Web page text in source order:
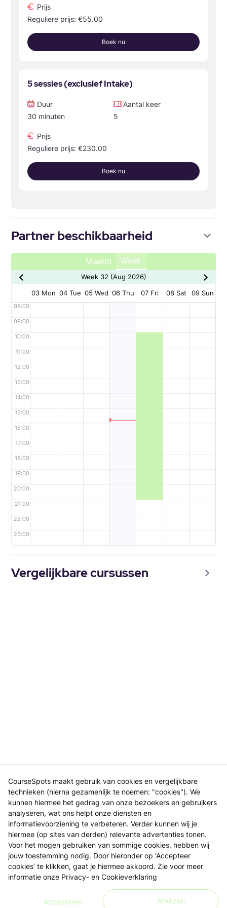
CourseSpots maakt gebruik van cookies en vergelijkbare
technieken (hierna gezamenlijk te noemen: "cookies"). We
kunnen hiermee het gedrag van onze bezoekers en gebruikers
analyseren, wat ons helpt onze diensten en
informatievoorziening te verbeteren. Verder kunnen wij je
hiermee (op sites van derden) relevante advertenties tonen.
Voor het mogen gebruiken van sommige cookies, hebben wij
jouw toestemming nodig. Door hieronder op ‘Accepteer
cookies’ te klikken, gaat je hiermee akkoord. Zie voor meer
informatie onze Privacy- en Cookieverklaring
Accepteren Afwijzen
Prijs
Reguliere prijs: €55.00
Boek nu
5 sessies (exclusief Intake)
Duur
30 minuten
Aantal keer
5
Prijs
Reguliere prijs: €230.00
Boek nu
Partner beschikbaarheid
Maand Week
Week 32 (Aug 2026)
03 Mon 04 Tue 05 Wed 06 Thu 07 Fri 08 Sat 09 Sun
08:00
09:00
10:00
11:00
12:00
13:00
14:00
15:00
16:00
17:00
18:00
19:00
20:00
21:00
22:00
23:00
Vergelijkbare cursussen